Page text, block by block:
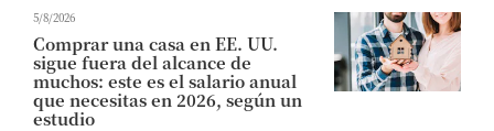
5/8/2026
Comprar una casa en EE. UU.
sigue fuera del alcance de
muchos: este es el salario anual
que necesitas en 2026, según un
estudio